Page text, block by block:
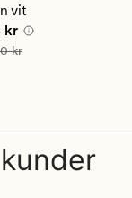
vit
pris
kr
699,90 kr
kr
i fler färger